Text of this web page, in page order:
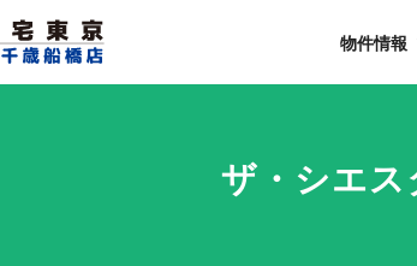
物件情報
ザ・シエス